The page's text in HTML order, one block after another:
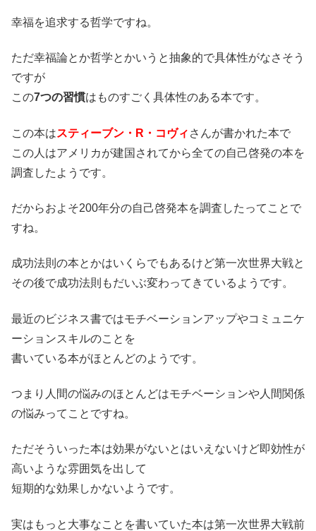
幸福を追求する哲学ですね。
ただ幸福論とか哲学とかいうと抽象的で具体性がなさそう
ですが
この7つの習慣はものすごく具体性のある本です。
この本はスティーブン・R・コヴィ さんが書かれた本で
この人はアメリカが建国されてから全ての自己啓発の本を
調査したようです。
だからおよそ200年分の自己啓発本を調査したってことで
すね。
成功法則の本とかはいくらでもあるけど第一次世界大戦と
その後で成功法則もだいぶ変わってきているようです。
最近のビジネス書ではモチベーションアップやコミュニケ
ーションスキルのことを
書いている本がほとんどのようです。
つまり人間の悩みのほとんどはモチベーションや人間関係
の悩みってことですね。
ただそういった本は効果がないとはいえないけど即効性が
高いような雰囲気を出して
短期的な効果しかないようです。
実はもっと大事なことを書いていた本は第一次世界大戦前